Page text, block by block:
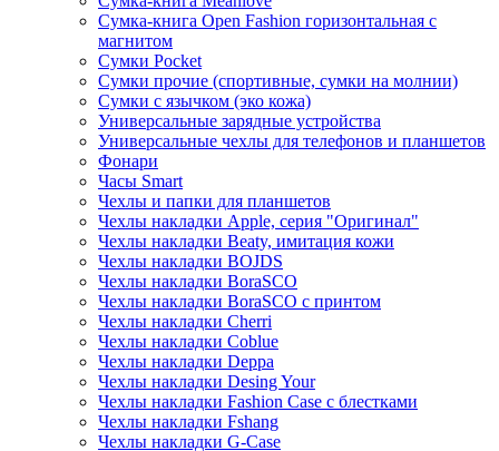
Сумка-книга Open Fashion горизонтальная с
магнитом
Сумки Pocket
Сумки прочие (спортивные, сумки на молнии)
Сумки с язычком (эко кожа)
Универсальные зарядные устройства
Универсальные чехлы для телефонов и планшетов
Фонари
Часы Smart
Чехлы и папки для планшетов
Чехлы накладки Apple, серия "Оригинал"
Чехлы накладки Beaty, имитация кожи
Чехлы накладки BOJDS
Чехлы накладки BoraSCO
Чехлы накладки BoraSCO с принтом
Чехлы накладки Cherri
Чехлы накладки Coblue
Чехлы накладки Deppa
Чехлы накладки Desing Your
Чехлы накладки Fashion Case с блестками
Чехлы накладки Fshang
Чехлы накладки G-Case